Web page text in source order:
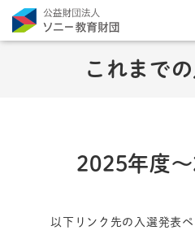
これまで
2025年度
以下リンク先の入選発表